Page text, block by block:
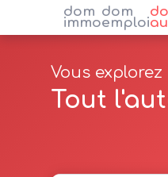
dom
immo
dom
emploi
Vous explorez
Tout